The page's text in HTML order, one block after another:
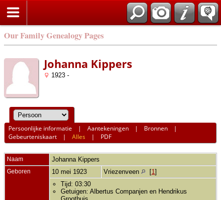
Our Family Genealogy Pages
Johanna Kippers
1923 -
Persoonlijke informatie |Aantekeningen | Bronnen |
Gebeurteniskaart |Alles | PDF
Naam Johanna Kippers
Geboren 10 mei 1923 Vriezenveen [1 ]
Tijd: 03:30
Getuigen: Albertus Companjen en Hendrikus